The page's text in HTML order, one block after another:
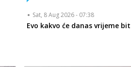
Sat, 8 Aug 2026 - 07:38
Evo kakvo će danas vrijeme